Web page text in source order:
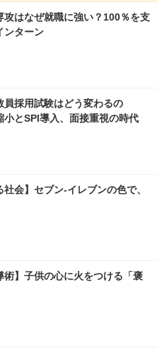
攻はなぜ就職に強い？100％を支
ンターン
員採用試験はどう変わるの
とSPI導入、面接重視の時代
社会】セブン‐イレブンの色で、
術】子供の心に火をつける「褒